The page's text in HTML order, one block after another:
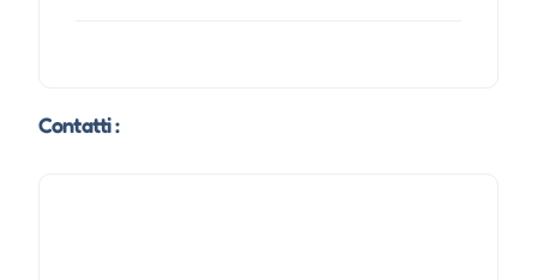
Contatti :